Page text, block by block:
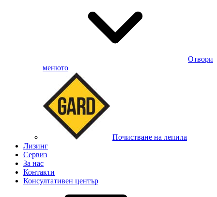
Отвори
менюто
Почистване на лепила
Лизинг
Сервиз
За нас
Контакти
Консултативен център